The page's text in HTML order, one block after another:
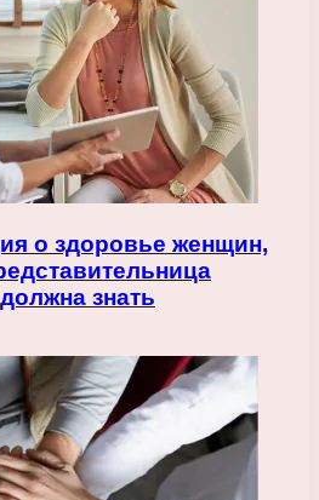
о здоровье женщин,
знать